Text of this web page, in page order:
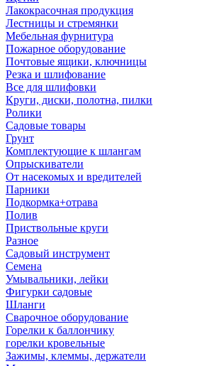
Лакокрасочная продукция
Лестницы и стремянки
Мебельная фурнитура
Пожарное оборудование
Почтовые ящики, ключницы
Резка и шлифование
Все для шлифовки
Круги, диски, полотна, пилки
Ролики
Садовые товары
Грунт
Комплектующие к шлангам
Опрыскиватели
От насекомых и вредителей
Парники
Подкормка+отрава
Полив
Приствольные круги
Разное
Садовый инструмент
Семена
Умывальники, лейки
Фигурки садовые
Шланги
Сварочное оборудование
Горелки к баллончику
горелки кровельные
Зажимы, клеммы, держатели